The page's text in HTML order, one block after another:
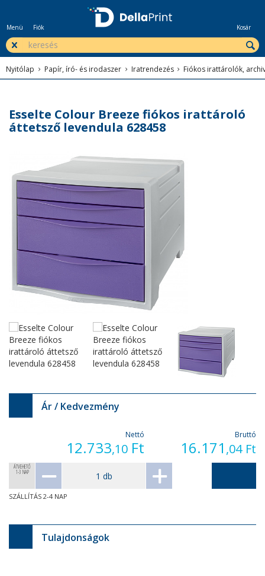
Menü Fiók Kosár
Nyitólap Papír, író- és irodaszer Iratrendezés Fiókos irattárolók,
Esselte Colour Breeze fiókos irattároló
áttetsző levendula 628458
Ár / Kedvezmény
Nettó
12.733,10 Ft
Bruttó
16.171 ,04 Ft
ÁTVEHETŐ
1-3 NAP
SZÁLLÍTÁS 2-4 NAP
Tulajdonságok